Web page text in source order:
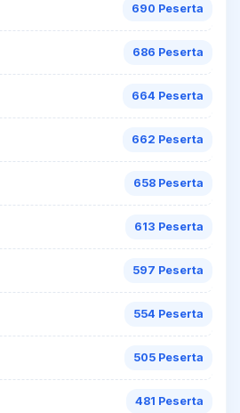
690 Peserta
686 Peserta
664 Peserta
662 Peserta
658 Peserta
613 Peserta
597 Peserta
554 Peserta
505 Peserta
481 Peserta